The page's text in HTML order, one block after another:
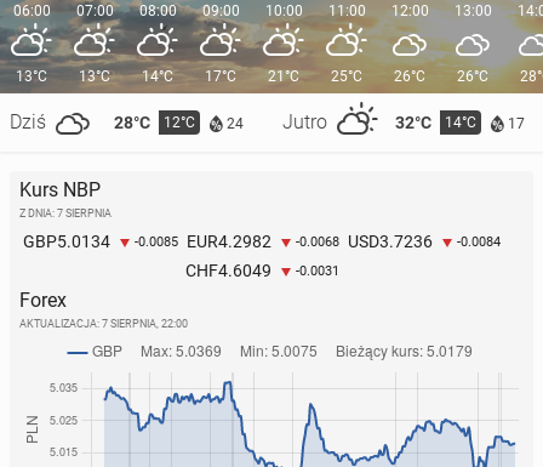
06:00
13°C
Dziś 28°C 12°C 24 Jutro 32°C 14°C 17
07:00
13°C
08:00
14°C
09:00
17°C
10:00
21°C
11:00
25°C
12:00
26°C
13:00
26°C
Kurs NBP
Z DNIA: 7 SIERPNIA
GBP5.0134 -0.0085 EUR4.2982 -0.0068 USD3.7236 -0.0084
CHF4.6049 -0.0031
Forex
AKTUALIZACJA: 7 SIERPNIA, 22:00